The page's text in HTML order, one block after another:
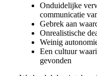
Onduidelijke
communicatie
Gebrek aan
Onrealistische
Weinig
Een cultuur
gevonden